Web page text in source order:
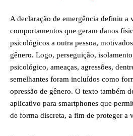
A declaração de emergência definiu a
comportamentos que geram danos
psicológicos a outra pessoa,
gênero. Logo, perseguição,
psicológico, ameaças, agressões,
semelhantes foram incluídos como
opressão de gênero. O texto também
aplicativo para smartphones que
de forma discreta, a fim de proteger a